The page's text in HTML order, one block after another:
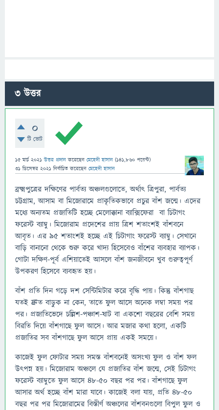
3উত্তর
0
টি ভোট
15 মার্চ 2021 উত্তর প্রদান করেছেন মেহেদী হাসান (141,860 পয়েন্ট)
31 ডিসেম্বর 2021 নির্বাচিত করেছেন মেহেদী হাসান
ব্রক্ষ্মপুত্রের দক্ষিণের পার্বত্য অঞ্চলগুলোতে, অর্থাৎ ত্রিপুরা, পার্বত্য
চট্টগ্রাম, আসাম বা মিজোরামে প্রাকৃতিকভাবে প্রচুর বাঁশ জন্মে। এদের
মধ্যে অন্যতম প্রজাতিটি হচ্ছে মেলোক্কানা ব্যাক্সিফেরা বা চিটাগং
ফরেস্ট ব্যাম্বু। মিজোরাম প্রদেশের প্রায় ত্রিশ শতাংশই বাঁশবনে
আবৃত। এর ৯৫ শতাংশই হচ্ছে এই চিটাগাং ফরেস্ট ব্যাম্বু। সেখানে
বাড়ি বানানো থেকে শুরু করে খাদ্য হিসেবেও বাঁশের ব্যবহার ব্যাপক।
গোটা দক্ষিণ-পূর্ব এশিয়াতেই আসলে বাঁশ জনজীবনে খুব গুরুত্বপূর্ণ
উপকরণ হিসেবে ব্যবহৃত হয়।
বাঁশ প্রতি দিন গড়ে দশ সেন্টিমিটার করে বৃদ্ধি পায়। কিন্তু বাঁশগাছ
যতই দ্রুত বাড়ুক না কেন, তাতে ফুল আসে অনেক লম্বা সময় পর
পর। প্রজাতিভেদে চল্লিশ-পঞ্চাশ-ষাট বা একশো বছরের বেশি সময়
বিরতি দিয়ে বাঁশগাছে ফুল আসে। আর মজার কথা হলো, একটি
প্রজাতির সব বাঁশগাছে ফুল আসে প্রায় একই সময়ে।
কাজেই ফুল ফোটার সময় সমস্ত বাঁশবনেই অসংখ্য ফুল ও বাঁশ ফল
উৎপন্ন হয়। মিজোরাম অঞ্চলে যে প্রজাতির বাঁশ জন্মে, সেই চিটাগং
ফরেস্ট ব্যাম্বুতে ফুল আসে ৪৮-৫০ বছর পর পর। বাঁশগাছে ফুল
আসার অর্থ হচ্ছে বাঁশ মারা যাবে। কাজেই বলা যায়, প্রতি ৪৮-৫০
বছর পর পর মিজোরামের বিস্তীর্ণ অঞ্চলের বাঁশবনগুলো বিপুল ফুল ও